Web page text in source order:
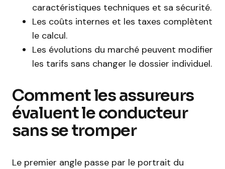
caractéristiques techniques et sa sécurité.
Les coûts internes et les taxes complètent
le calcul.
Les évolutions du marché peuvent modifier
les tarifs sans changer le dossier individuel.
Comment les assureurs
évaluent le conducteur
sans se tromper
Le premier angle passe par le portrait du